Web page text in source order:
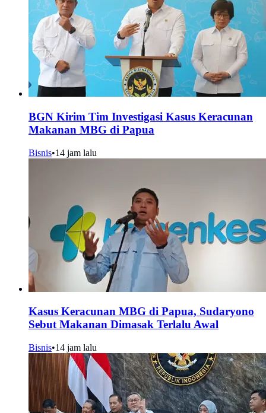
BGN Kirim Tim Investigasi Kasus Keracunan
Makanan MBG di Papua
Bisnis•14 jam lalu
Kasus Keracunan MBG di Papua, Sudaryono
Sebut Makanan Dimasak Terlalu Awal
Bisnis•14 jam lalu